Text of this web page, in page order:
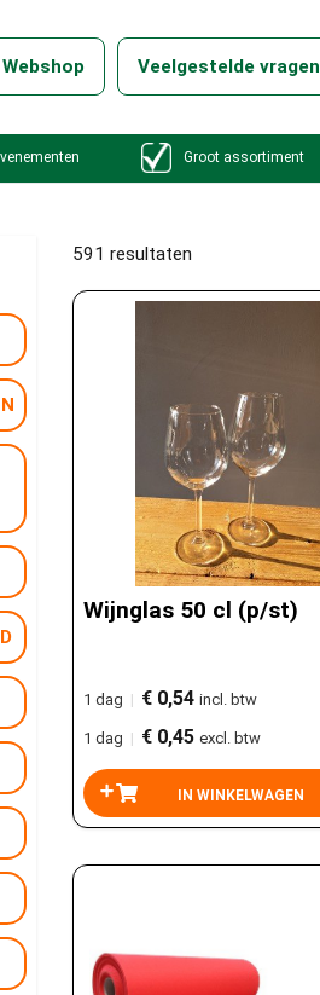
Webshop Veelgestelde vragen
Groot assortiment
591 resultaten
Wijnglas 50 cl (p/st)
1 dag | € 0,54 incl. btw
1 dag | € 0,45 excl. btw